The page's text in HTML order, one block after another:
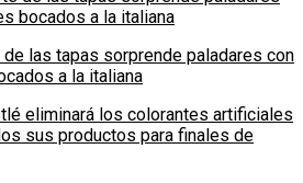
de las tapas sorprende paladares con
a la italiana